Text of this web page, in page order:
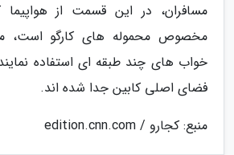
مسافران، در این قسمت از
مخصوص محموله های کارگو است،
خواب های چند طبقه ای استفاده
فضای اصلی کابین جدا شده اند.
منبع: کجارو / edition.cnn.com